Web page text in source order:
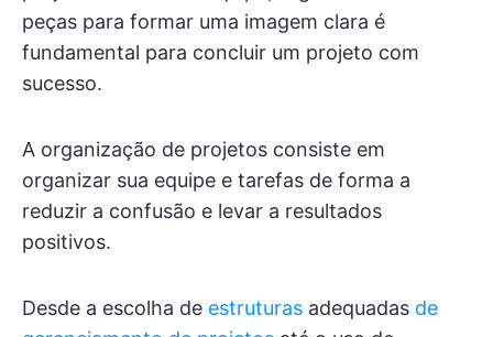
peças para formar uma imagem clara é
fundamental para concluir um projeto com
sucesso.
A organização de projetos consiste em
organizar sua equipe e tarefas de forma a
reduzir a confusão e levar a resultados
positivos.
Desde a escolha de estruturas adequadas de